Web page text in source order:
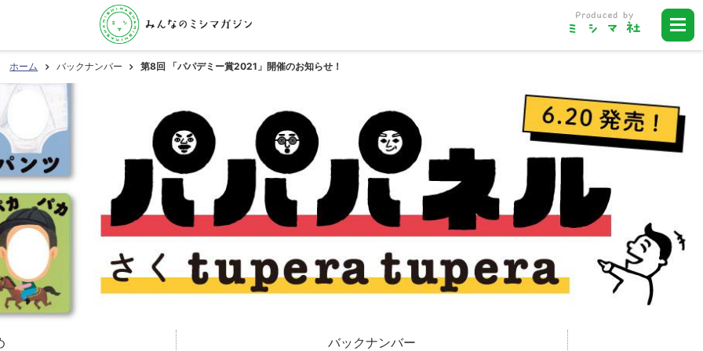
ホーム バックナンバー 第8回 「パパデミー賞2021」開催のお知らせ！
バックナンバー